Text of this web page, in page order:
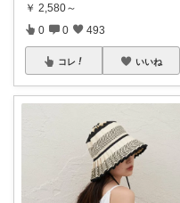
￥ 2,580～
0 0 493
コレ いいね